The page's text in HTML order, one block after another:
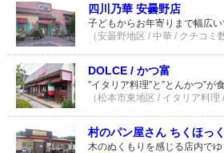
四川乃華 安曇野店
子どもからお年寄りまで幅広
（安曇野地区 / 中華 / クチコミ
DOLCE / かつ富
”イタリア料理”と”とんかつ”が
（松本市東地区 / イタリア料理
村のパン屋さん ちくほっ
木のぬくもりを感じる店内で